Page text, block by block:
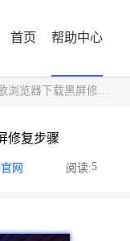
首页 帮助中心
览器下载黑屏修复步骤
修复步骤
网 阅读:5